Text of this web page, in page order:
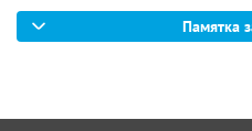
Памятка